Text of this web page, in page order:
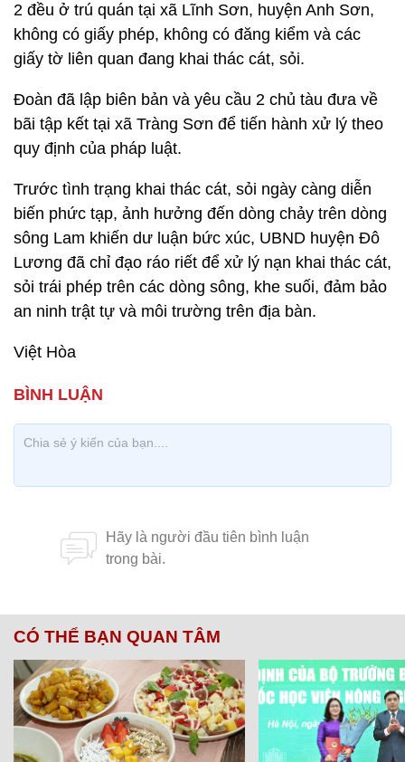
2 đều ở trú quán tại xã Lĩnh Sơn, huyện Anh Sơn,
không có giấy phép, không có đăng kiểm và các
giấy tờ liên quan đang khai thác cát, sỏi.
Đoàn đã lập biên bản và yêu cầu 2 chủ tàu đưa về
bãi tập kết tại xã Tràng Sơn để tiến hành xử lý theo
quy định của pháp luật.
Trước tình trạng khai thác cát, sỏi ngày càng diễn
biến phức tạp, ảnh hưởng đến dòng chảy trên dòng
sông Lam khiến dư luận bức xúc, UBND huyện Đô
Lương đã chỉ đạo ráo riết để xử lý nạn khai thác cát,
sỏi trái phép trên các dòng sông, khe suối, đảm bảo
an ninh trật tự và môi trường trên địa bàn.
Việt Hòa
CÓ THỂ BẠN QUAN TÂM